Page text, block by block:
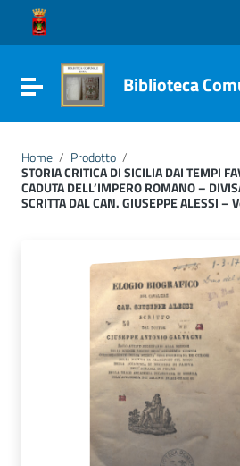
Vai ai contenuti
Vai al menu di navigazione
Vai al footer
Attiva / disattiva la navigazione
Biblioteca
Home / Prodotto /
STORIA CRITICA DI SICILIA DAI TEMPI
CADUTA DELL’IMPERO ROMANO –
SCRITTA DAL CAN. GIUSEPPE ALESSI